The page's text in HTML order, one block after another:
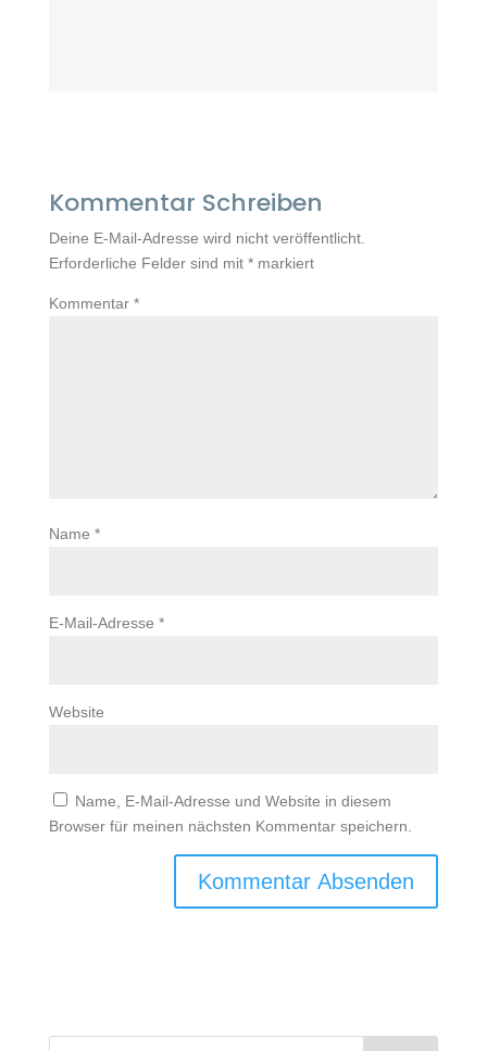
Kommentar Schreiben
Deine E-Mail-Adresse wird nicht veröffentlicht.
Erforderliche Felder sind mit *markiert
Kommentar *
Name *
E-Mail-Adresse *
Website
Name, E-Mail-Adresse und Website in diesem
Browser für meinen nächsten Kommentar speichern.